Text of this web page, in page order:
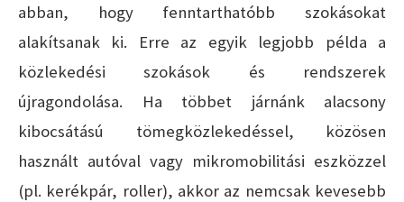
abban, hogy fenntarthatóbb szokásokat
alakítsanak ki. Erre az egyik legjobb példa a
közlekedési szokások és rendszerek
újragondolása. Ha többet járnánk alacsony
kibocsátású tömegközlekedéssel, közösen
használt autóval vagy mikromobilitási eszközzel
(pl. kerékpár, roller), akkor az nemcsak kevesebb